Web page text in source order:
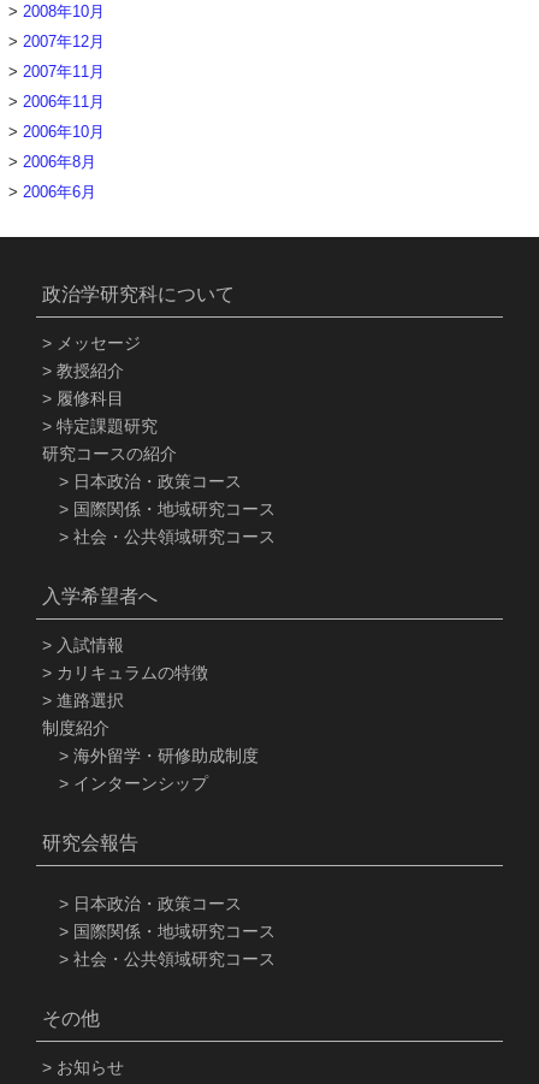
2008年10月
2007年12月
2007年11月
2006年11月
2006年10月
2006年8月
2006年6月
政治学研究科について
メッセージ
教授紹介
履修科目
特定課題研究
研究コースの紹介
日本政治・政策コース
国際関係・地域研究コース
社会・公共領域研究コース
入学希望者へ
入試情報
カリキュラムの特徴
進路選択
制度紹介
海外留学・研修助成制度
インターンシップ
研究会報告
日本政治・政策コース
国際関係・地域研究コース
社会・公共領域研究コース
その他
お知らせ